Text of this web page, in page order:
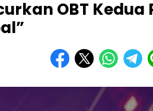
OBT Kedua